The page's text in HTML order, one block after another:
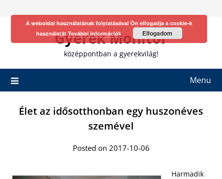
Gyerek Monitor
középpontban a gyerekvilág!
Menu
Élet az idősotthonban egy huszonéves
szemével
Posted on 2017-10-06
Harmadik
A weboldal használatának folytatásával Ön elfogadja a cookie-k
használatát További információk Elfogadom